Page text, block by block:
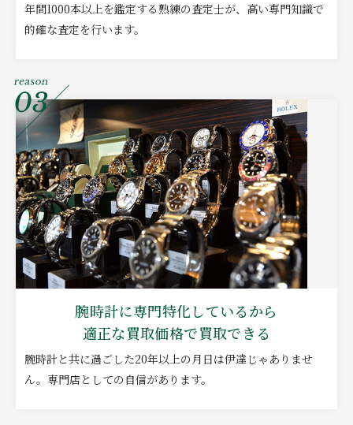
年間1000本以上を鑑定する熟練の査定士が、高い専門知識で
的確な査定を行います。
腕時計に専門特化しているから
適正な買取価格で買取できる
腕時計と共に過ごした20年以上の月日は伊達じゃありませ
ん。専門店としての自信があります。